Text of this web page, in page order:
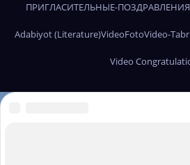
ПРИГЛАСИТЕЛЬНЫЕ-ПОЗДРАВЛЕНИЯ
Adabiyot (Literature)VideoFotoVideo-
Video